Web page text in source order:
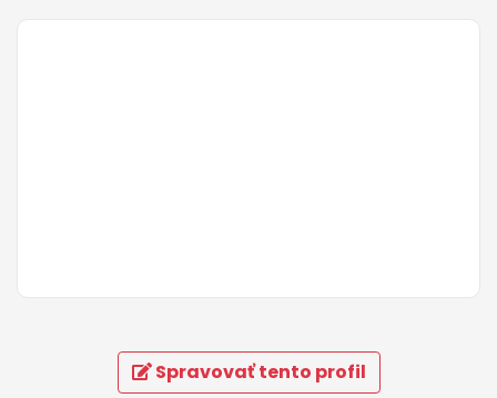
Spravovať tento profil